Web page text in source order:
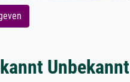
Unbekannt